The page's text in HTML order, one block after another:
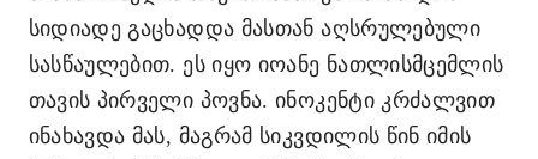
სიდიადე გაცხადდა მასთან აღსრულებული
სასწაულებით. ეს იყო იოანე ნათლისმცემლის
თავის პირველი პოვნა. ინოკენტი კრძალვით
ინახავდა მას, მაგრამ სიკვდილის წინ იმის